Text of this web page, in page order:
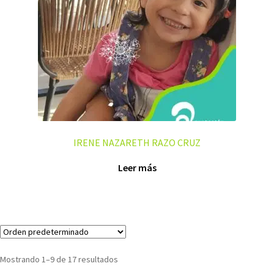
IRENE NAZARETH RAZO CRUZ
Leer más
Mostrando 1–9 de 17 resultados